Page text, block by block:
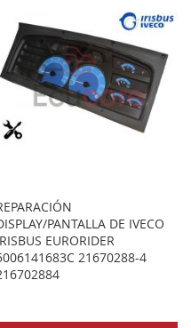
PANTALLA DE IVECO
EURORIDER
21670288-4